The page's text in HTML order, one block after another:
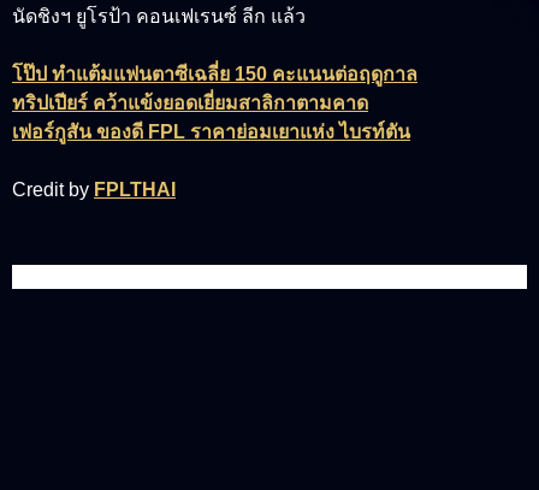
นัดชิงฯ ยูโรป้า คอนเฟเรนซ์ ลีก แล้ว
โป๊ป ทำแต้มแฟนตาซีเฉลี่ย 150 คะแนนต่อฤดูกาล
ทริปเปียร์ คว้าแข้งยอดเยี่ยมสาลิกาตามคาด
เฟอร์กูสัน ของดี FPL ราคาย่อมเยาแห่ง ไบรท์ตัน
Credit by FPLTHAI